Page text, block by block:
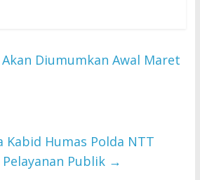
Akan Diumumkan Awal Maret
Kabid Humas Polda NTT
Publik →